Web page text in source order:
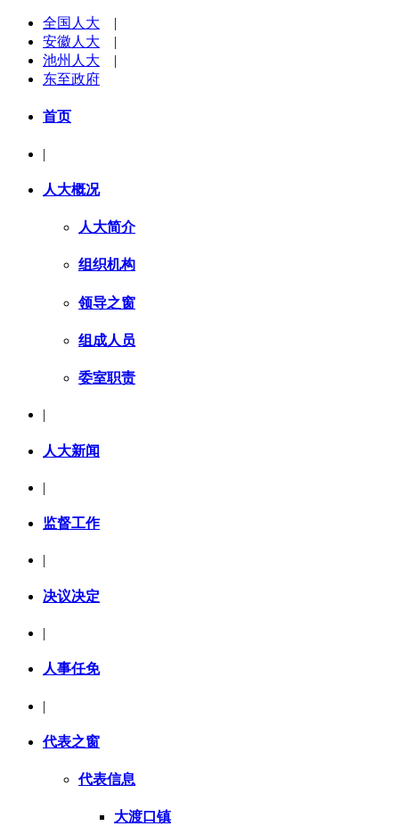
全国人大 |
安徽人大 |
池州人大 |
东至政府
首页
|
人大概况
人大简介
组织机构
领导之窗
组成人员
委室职责
|
人大新闻
|
监督工作
决议决定
|
人事任免
|
代表之窗
代表信息
大渡口镇